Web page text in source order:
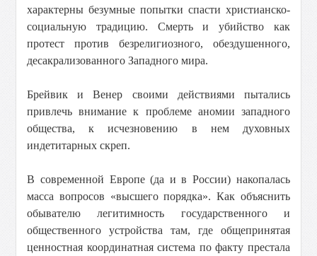
характерны безумные попытки спасти христианско-
социальную традицию. Смерть и убийство как
протест против безрелигиозного, обездушенного,
десакрализованного Западного мира.
Брейвик и Венер своими действиями пытались
привлечь внимание к проблеме аномии западного
общества, к исчезновению в нем духовных
индетитарных скреп.
В современной Европе (да и в России) накопалась
масса вопросов «высшего порядка». Как объяснить
обывателю легитимность государственного и
общественного устройства там, где общепринятая
ценностная координатная система по факту престала